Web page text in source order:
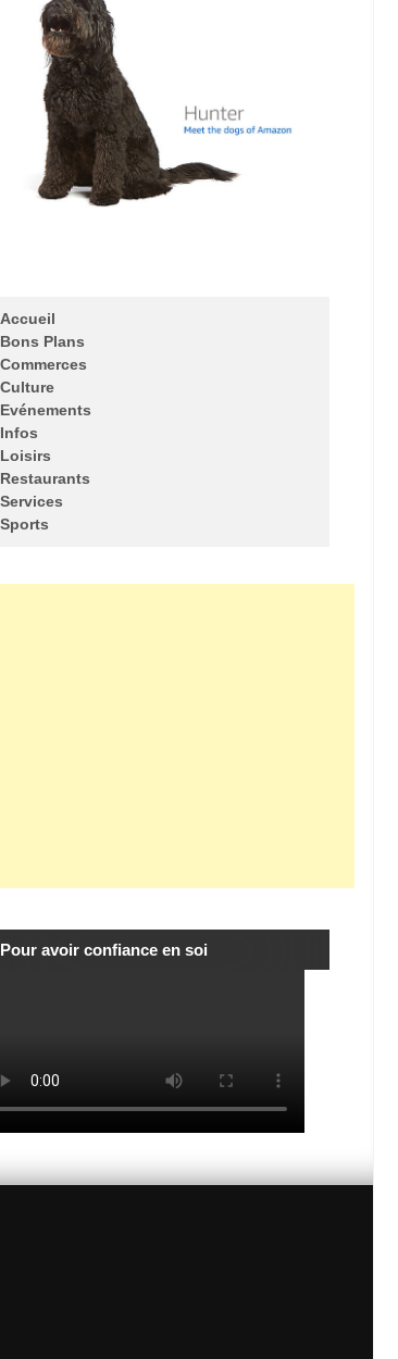
Accueil
Bons Plans
Commerces
Culture
Evénements
Infos
Loisirs
Restaurants
Services
Sports
Pour avoir confiance en soi